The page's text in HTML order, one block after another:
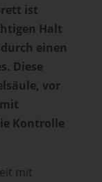
ist
Halt
einen
Diese
vor
Kontrolle
mit